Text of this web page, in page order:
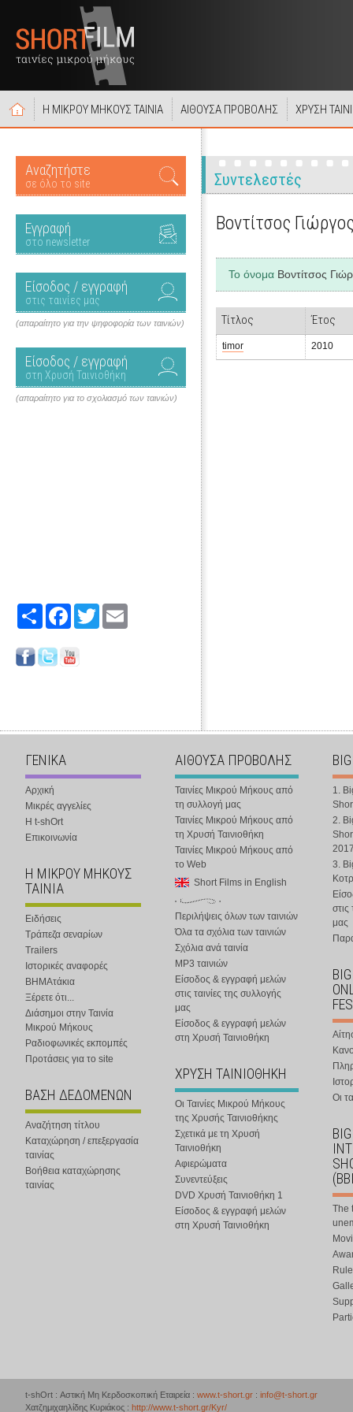
Η ΜΙΚΡΟΥ ΜΗΚΟΥΣ ΤΑΙΝΙΑ ΑΙΘΟΥΣΑ ΠΡΟΒΟΛΗΣ ΧΡΥΣΗ
Αναζητήστε
σε όλο το site
Εγγραφή
στο newsletter
Είσοδος / εγγραφή
στις ταινίες μας
(απαραίτητο για την ψηφοφορία των ταινιών)
Είσοδος / εγγραφή
στη Χρυσή Ταινιοθήκη
(απαραίτητο για το σχολιασμό των ταινιών)
Share FacebookTwitter
Συντελεστές
Βοντίτσος
Το όνομα Βοντίτσος
Τίτλος Έτος
timor 2010
ΓΕΝΙΚΑ
Αρχική
Μικρές αγγελίες
Η t-shOrt
Επικοινωνία
Η ΜΙΚΡΟΥ ΜΗΚΟΥΣ
ΤΑΙΝΙΑ
Ειδήσεις
Τράπεζα σεναρίων
Trailers
Ιστορικές αναφορές
ΒΗΜΑτάκια
Ξέρετε ότι...
Διάσημοι στην Ταινία
Μικρού Μήκους
Ραδιοφωνικές εκπομπές
Προτάσεις για το site
ΒΑΣΗ ΔΕΔΟΜΕΝΩΝ
Αναζήτηση τίτλου
Καταχώρηση / επεξεργασία
ταινίας
Βοήθεια καταχώρησης
ταινίας
ΑΙΘΟΥΣΑ ΠΡΟΒΟΛΗΣ
Ταινίες Μικρού Μήκους από
τη συλλογή μας
Ταινίες Μικρού Μήκους από
τη Χρυσή Ταινιοθήκη
Ταινίες Μικρού Μήκους από
το Web
Short Films in English
Περιλήψεις όλων των ταινιών
Όλα τα σχόλια των ταινιών
Σχόλια ανά ταινία
MP3 ταινιών
Είσοδος & εγγραφή μελών
στις ταινίες της συλλογής
μας
Είσοδος & εγγραφή μελών
στη Χρυσή Ταινιοθήκη
ΧΡΥΣΗ ΤΑΙΝΙΟΘΗΚΗ
Οι Ταινίες Μικρού Μήκους
της Χρυσής Ταινιοθήκης
Σχετικά με τη Χρυσή
Ταινιοθήκη
Αφιερώματα
Συνεντεύξεις
DVD Χρυσή Ταινιοθήκη 1
Είσοδος & εγγραφή μελών
στη Χρυσή Ταινιοθήκη
1.
2.
3.
στις
μας
Οι
The
t-shOrt : Αστική Μη Κερδοσκοπική Εταιρεία : www.t-short.gr : info@t-short.gr
Χατζημιχαηλίδης Κυριάκος : http://www.t-short.gr/Kyr/